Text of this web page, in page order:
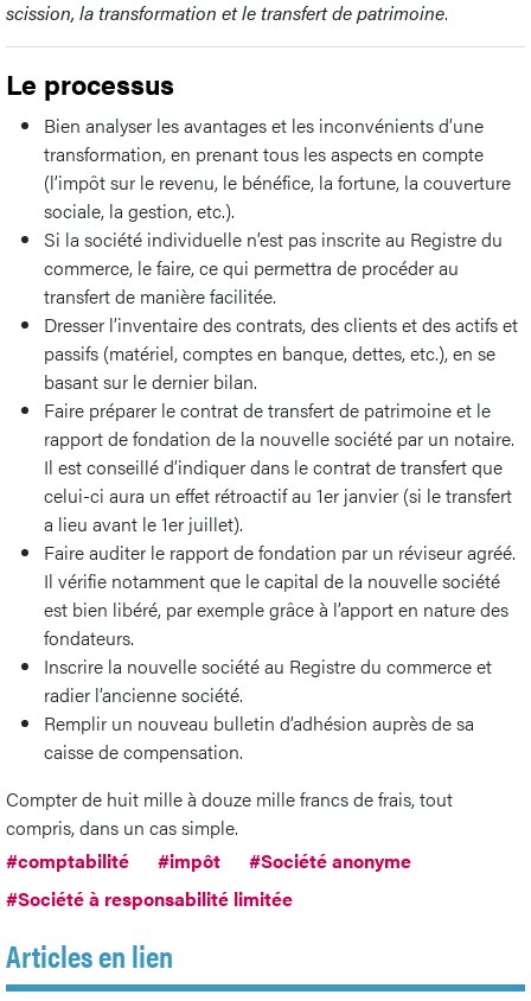
scission, la transformation et le transfert de patrimoine.
Le processus
Bien analyser les avantages et les inconvénients d’une
transformation, en prenant tous les aspects en compte
(l’impôt sur le revenu, le bénéfice, la fortune, la couverture
sociale, la gestion, etc.).
Si la société individuelle n’est pas inscrite au Registre du
commerce, le faire, ce qui permettra de procéder au
transfert de manière facilitée.
Dresser l’inventaire des contrats, des clients et des actifs et
passifs (matériel, comptes en banque, dettes, etc.), en se
basant sur le dernier bilan.
Faire préparer le contrat de transfert de patrimoine et le
rapport de fondation de la nouvelle société par un notaire.
Il est conseillé d’indiquer dans le contrat de transfert que
celui-ci aura un effet rétroactif au 1er janvier (si le transfert
a lieu avant le 1er juillet).
Faire auditer le rapport de fondation par un réviseur agréé.
Il vérifie notamment que le capital de la nouvelle société
est bien libéré, par exemple grâce à l’apport en nature des
fondateurs.
Inscrire la nouvelle société au Registre du commerce et
radier l’ancienne société.
Remplir un nouveau bulletin d’adhésion auprès de sa
caisse de compensation.
Compter de huit mille à douze mille francs de frais, tout
compris, dans un cas simple.
#comptabilité
#impôt
#Société anonyme
#Société à responsabilité limitée
Articles en lien